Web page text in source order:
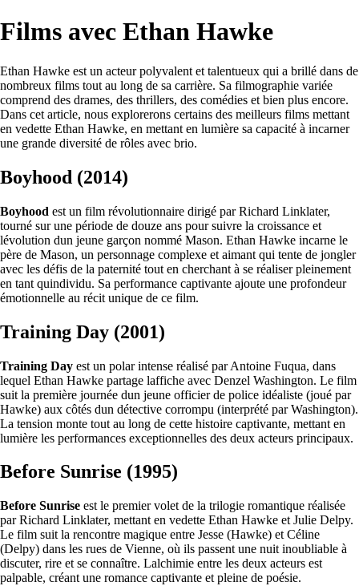
Films avec Ethan Hawke
Ethan Hawke est un acteur polyvalent et talentueux qui a brillé dans de
nombreux films tout au long de sa carrière. Sa filmographie variée
comprend des drames, des thrillers, des comédies et bien plus encore.
Dans cet article, nous explorerons certains des meilleurs films mettant
en vedette Ethan Hawke, en mettant en lumière sa capacité à incarner
une grande diversité de rôles avec brio.
Boyhood (2014)
Boyhood est un film révolutionnaire dirigé par Richard Linklater,
tourné sur une période de douze ans pour suivre la croissance et
lévolution dun jeune garçon nommé Mason. Ethan Hawke incarne le
père de Mason, un personnage complexe et aimant qui tente de jongler
avec les défis de la paternité tout en cherchant à se réaliser pleinement
en tant quindividu. Sa performance captivante ajoute une profondeur
émotionnelle au récit unique de ce film.
Training Day (2001)
Training Day est un polar intense réalisé par Antoine Fuqua, dans
lequel Ethan Hawke partage laffiche avec Denzel Washington. Le film
suit la première journée dun jeune officier de police idéaliste (joué par
Hawke) aux côtés dun détective corrompu (interprété par Washington).
La tension monte tout au long de cette histoire captivante, mettant en
lumière les performances exceptionnelles des deux acteurs principaux.
Before Sunrise (1995)
Before Sunrise est le premier volet de la trilogie romantique réalisée
par Richard Linklater, mettant en vedette Ethan Hawke et Julie Delpy.
Le film suit la rencontre magique entre Jesse (Hawke) et Céline
(Delpy) dans les rues de Vienne, où ils passent une nuit inoubliable à
discuter, rire et se connaître. Lalchimie entre les deux acteurs est
palpable, créant une romance captivante et pleine de poésie.